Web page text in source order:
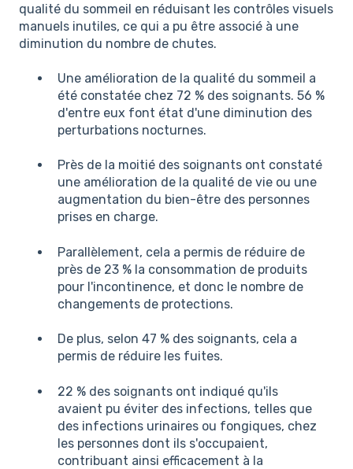
qualité du sommeil en réduisant les contrôles visuels
manuels inutiles, ce qui a pu être associé à une
diminution du nombre de chutes.
Une amélioration de la qualité du sommeil a
été constatée chez 72 % des soignants. 56 %
d'entre eux font état d'une diminution des
perturbations nocturnes.
Près de la moitié des soignants ont constaté
une amélioration de la qualité de vie ou une
augmentation du bien-être des personnes
prises en charge.
Parallèlement, cela a permis de réduire de
près de 23 % la consommation de produits
pour l'incontinence, et donc le nombre de
changements de protections.
De plus, selon 47 % des soignants, cela a
permis de réduire les fuites.
22 % des soignants ont indiqué qu'ils
avaient pu éviter des infections, telles que
des infections urinaires ou fongiques, chez
les personnes dont ils s'occupaient,
contribuant ainsi efficacement à la